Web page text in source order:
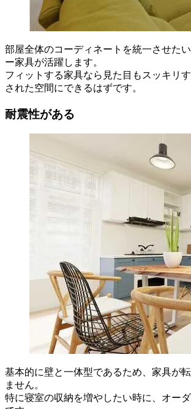
部屋全体のコーディネートを統一させた
ー家具が活躍します。
フィットする家具なら見た目もスッキリ
された空間にできるはずです。
耐震性がある
基本的に壁と一体型であるため、家具が
ません。
特に寝室の収納を増やしたい時に、オー